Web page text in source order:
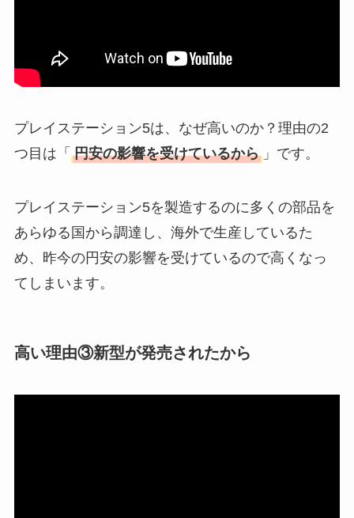
プレイステーション5は、なぜ高いのか？理由の2
つ目は「 円安の影響を受けているから 」です。
プレイステーション5を製造するのに多くの部品を
あらゆる国から調達し、海外で生産しているた
め、昨今の円安の影響を受けているので高くなっ
てしまいます。
高い理由③新型が発売されたから